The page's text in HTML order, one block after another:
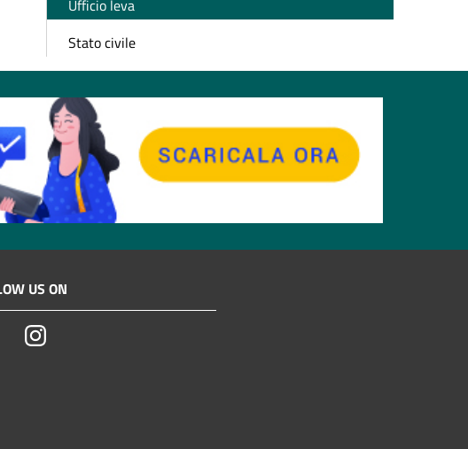
Ufficio leva
Stato civile
US ON
FacebookInstagram